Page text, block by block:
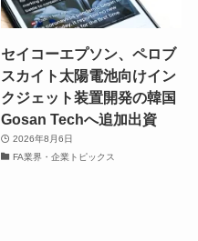
セイコーエプソン、ペロブ
スカイト太陽電池向けイン
クジェット装置開発の韓国
Gosan Techへ追加出資
2026年8月6日
FA業界・企業トピックス